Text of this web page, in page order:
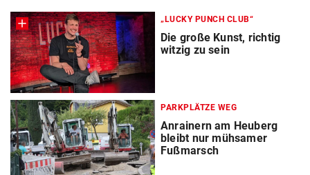
„LUCKY PUNCH CLUB“
Die große Kunst, richtig
witzig zu sein
PARKPLÄTZE WEG
Anrainern am Heuberg
bleibt nur mühsamer
Fußmarsch